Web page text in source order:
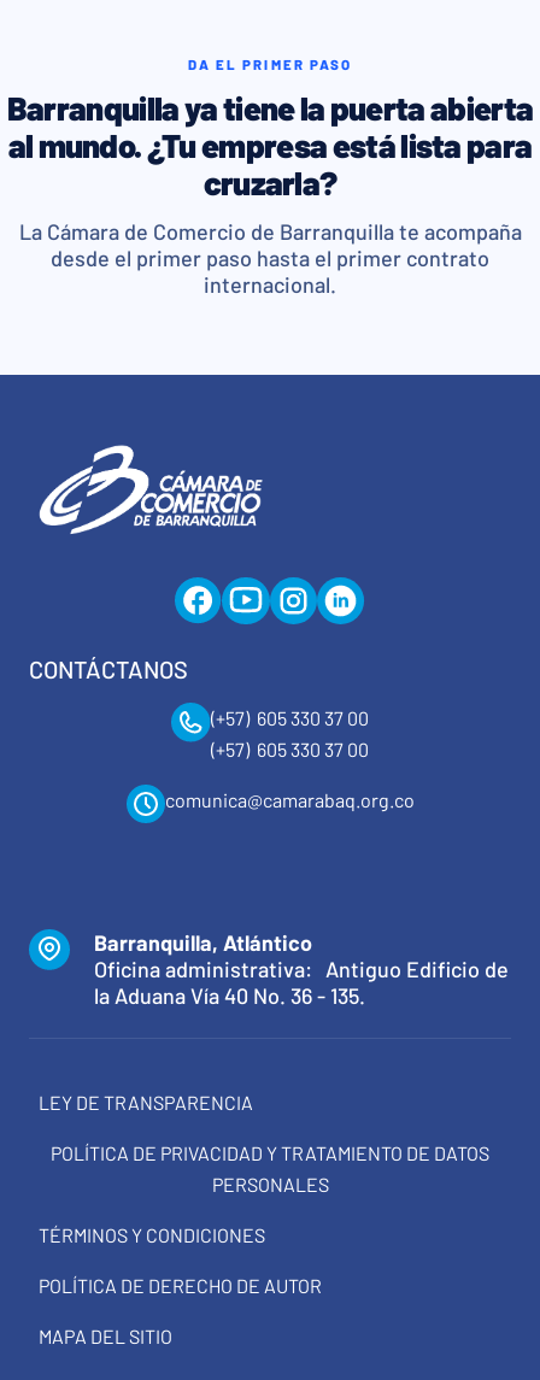
DA EL PRIMER PASO
Barranquilla ya tiene la puerta abierta
al mundo. ¿Tu empresa está lista para
cruzarla?
La Cámara de Comercio de Barranquilla te acompaña
desde el primer paso hasta el primer contrato
internacional.
CONTÁCTANOS
(+57) 605 330 37 00
(+57) 605 330 37 00
comunica@camarabaq.org.co
Barranquilla, Atlántico
Oficina administrativa: Antiguo Edificio de
la Aduana Vía 40 No. 36 - 135.
LEY DE TRANSPARENCIA
POLÍTICA DE PRIVACIDAD Y TRATAMIENTO DE DATOS
PERSONALES
TÉRMINOS Y CONDICIONES
POLÍTICA DE DERECHO DE AUTOR
MAPA DEL SITIO